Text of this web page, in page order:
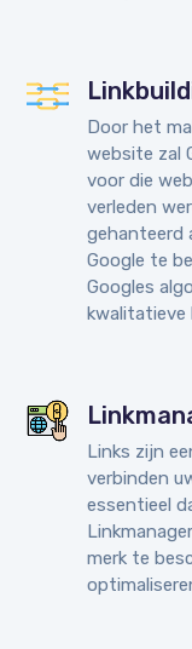
Door het
website zal
voor die
verleden
gehanteerd
Google te
Googles
kwalitatieve
Links zijn
verbinden
essentieel
merk te